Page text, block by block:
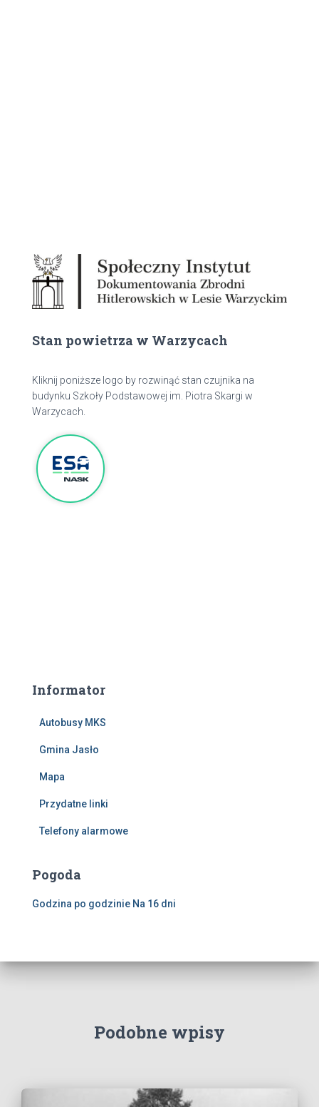
Stan powietrza w Warzycach
Kliknij poniższe logo by rozwinąć stan czujnika na
budynku Szkoły Podstawowej im. Piotra Skargi w
Warzycach.
Informator
Autobusy MKS
Gmina Jasło
Mapa
Przydatne linki
Telefony alarmowe
Pogoda
Godzina po godzinie Na 16 dni
Podobne wpisy